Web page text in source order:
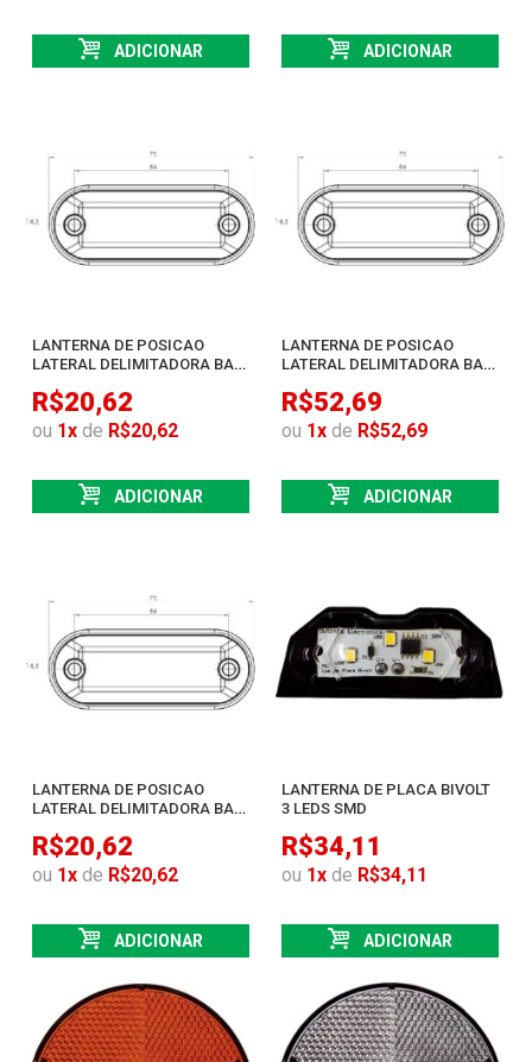
ADICIONAR ADICIONAR
LANTERNA DE POSICAO
LATERAL DELIMITADORA BAU
R$20,62
ou 1x de R$20,62
ADICIONAR
LANTERNA DE POSICAO
LATERAL DELIMITADORA BAU
R$52,69
ou 1x de R$52,69
ADICIONAR
LANTERNA DE POSICAO
LATERAL DELIMITADORA BAU
R$20,62
ou 1x de R$20,62
ADICIONAR
LANTERNA DE PLACA BIVOLT
3 LEDS SMD
R$34,11
ou 1x de R$34,11
ADICIONAR